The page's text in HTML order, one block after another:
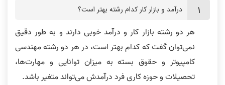
درآمد و بازار کار کدام رشته بهتر است؟
هر دو رشته بازار کار و درآمد خوبی دارند و به طور دقيق
نمی‌توان گفت که کدام بهتر است، در هر دو رشته‌ مهندسی
کامپيوتر و حقوق بسته به ميزان توانايی و مهارت‌ها،
تحصيلات و حوزه‌ کاری فرد درآمدش می‌تواند متغیر باشد.